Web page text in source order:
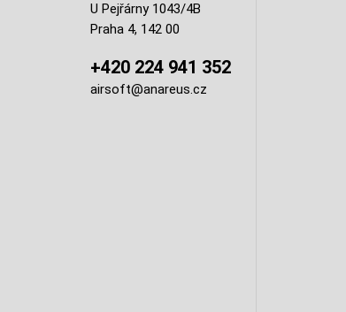
U Pejřárny 1043/4B
Praha 4, 142 00
+420 224 941 352
airsoft@anareus.cz